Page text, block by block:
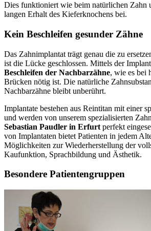
Dies funktioniert wie beim natürlichen Zahn
langen Erhalt des Kieferknochens bei.
Kein Beschleifen gesunder Zähne
Das Zahnimplantat trägt genau die zu
ist die Lücke geschlossen. Mittels der
Beschleifen der Nachbarzähne, wie es bei
Brücken nötig ist. Die natürliche
Nachbarzähne bleibt unberührt.
Implantate bestehen aus Reintitan mit einer
und werden von unserem spezialisierten
Sebastian Paudler in Erfurt perfekt
von Implantaten bietet Patienten in jedem
Möglichkeiten zur Wiederherstellung der
Kaufunktion, Sprachbildung und Ästhetik.
Besondere Patientengruppen